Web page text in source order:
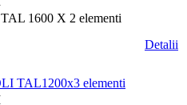
1600 X 2 elementi
Detalii
TAL1200x3 elementi